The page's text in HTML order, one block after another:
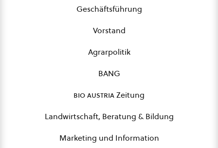
Geschäftsführung
Vorstand
Agrarpolitik
BANG
bio austriaZeitung
Landwirtschaft, Beratung & Bildung
Marketing und Information